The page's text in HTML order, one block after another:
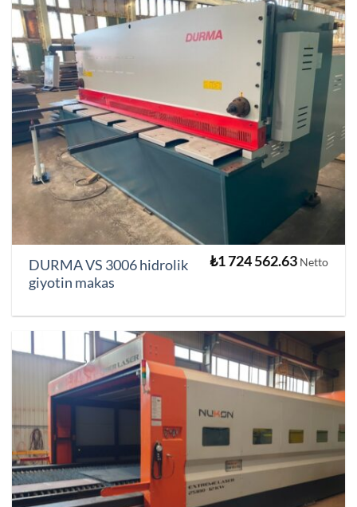
DURMA VS 3006 hidrolik
giyotin makas
₺1 724 562.63 Netto